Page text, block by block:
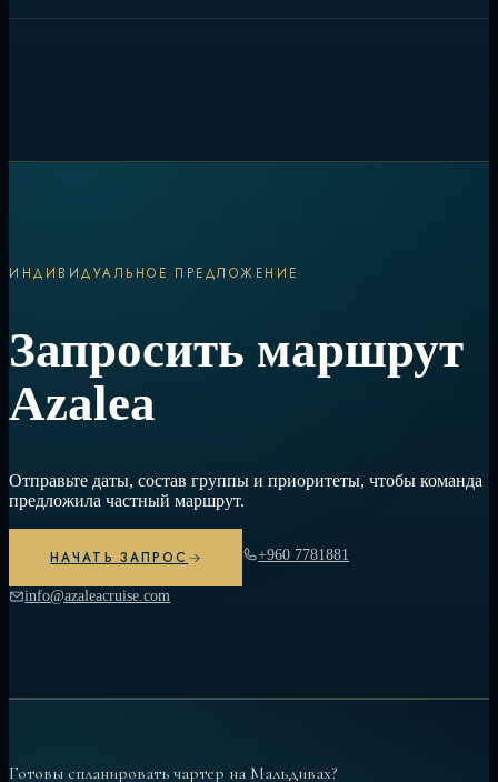
ИНДИВИДУАЛЬНОЕ ПРЕДЛОЖЕНИЕ
Запросить маршрут
Azalea
Отправьте даты, состав группы и приоритеты, чтобы команда
предложила частный маршрут.
НАЧАТЬ ЗАПРОС +960 7781881
info@azaleacruise.com
Готовы спланировать чартер на Мальдивах?